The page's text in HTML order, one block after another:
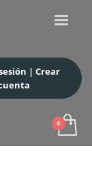
| Crear